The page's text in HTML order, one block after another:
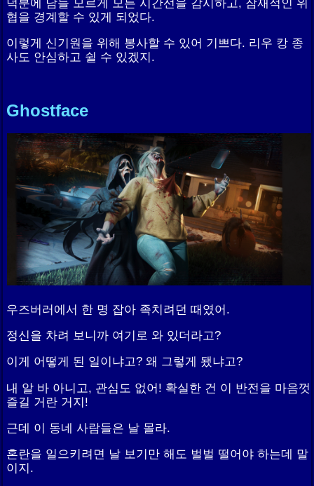
협을 경계할 수 있게 되었다.
이렇게 신기원을 위해 봉사할 수 있어 기쁘다. 리우 캉 종
사도 안심하고 쉴 수 있겠지.
Ghostface
우즈버러에서 한 명 잡아 족치려던 때였어.
정신을 차려 보니까 여기로 와 있더라고?
이게 어떻게 된 일이냐고? 왜 그렇게 됐냐고?
내 알 바 아니고, 관심도 없어! 확실한 건 이 반전을 마음껏
즐길 거란 거지!
근데 이 동네 사람들은 날 몰라.
혼란을 일으키려면 날 보기만 해도 벌벌 떨어야 하는데 말
이지.